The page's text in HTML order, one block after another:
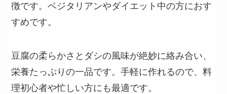
徴です。ベジタリアンやダイエット中の方におす
すめです。
豆腐の柔らかさとダシの風味が絶妙に絡み合い、
栄養たっぷりの一品です。手軽に作れるので、料
理初心者や忙しい方にも最適です。